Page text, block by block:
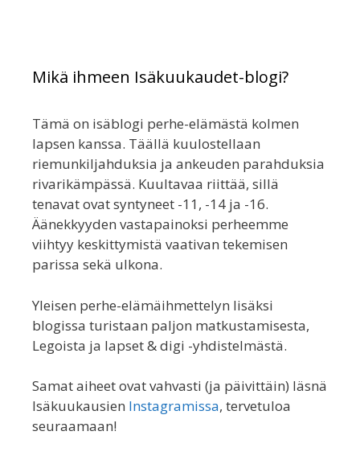
Mikä ihmeen Isäkuukaudet-blogi?
Tämä on isäblogi perhe-elämästä kolmen
lapsen kanssa. Täällä kuulostellaan
riemunkiljahduksia ja ankeuden parahduksia
rivarikämpässä. Kuultavaa riittää, sillä
tenavat ovat syntyneet -11, -14 ja -16.
Äänekkyyden vastapainoksi perheemme
viihtyy keskittymistä vaativan tekemisen
parissa sekä ulkona.
Yleisen perhe-elämäihmettelyn lisäksi
blogissa turistaan paljon matkustamisesta,
Legoista ja lapset & digi -yhdistelmästä.
Samat aiheet ovat vahvasti (ja päivittäin) läsnä
Isäkuukausien Instagramissa, tervetuloa
seuraamaan!